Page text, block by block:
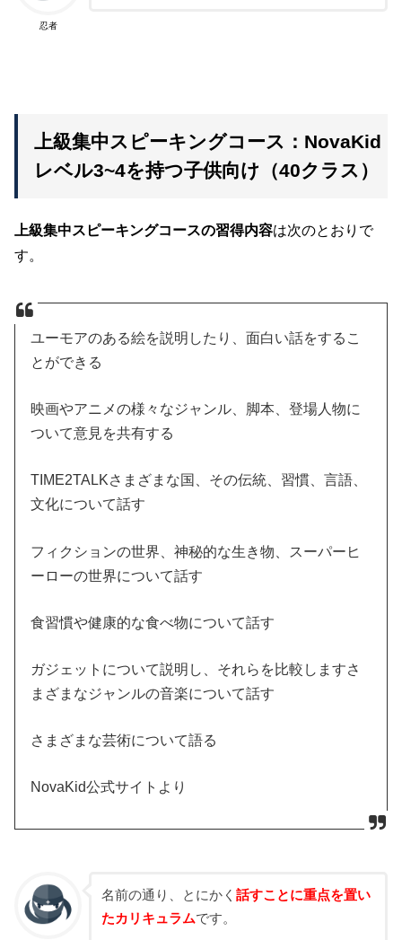
忍者
上級集中スピーキングコース：NovaKid
レベル3~4を持つ子供向け（40クラス）
上級集中スピーキングコースの習得内容は次のとおりで
す。
ユーモアのある絵を説明したり、面白い話をするこ
とができる
映画やアニメの様々なジャンル、脚本、登場人物に
ついて意見を共有する
TIME2TALKさまざまな国、その伝統、習慣、言語、
文化について話す
フィクションの世界、神秘的な生き物、スーパーヒ
ーローの世界について話す
食習慣や健康的な食べ物について話す
ガジェットについて説明し、それらを比較しますさ
まざまなジャンルの音楽について話す
さまざまな芸術について語る
NovaKid公式サイトより
名前の通り、とにかく 話すことに重点を置い
たカリキュラムです。